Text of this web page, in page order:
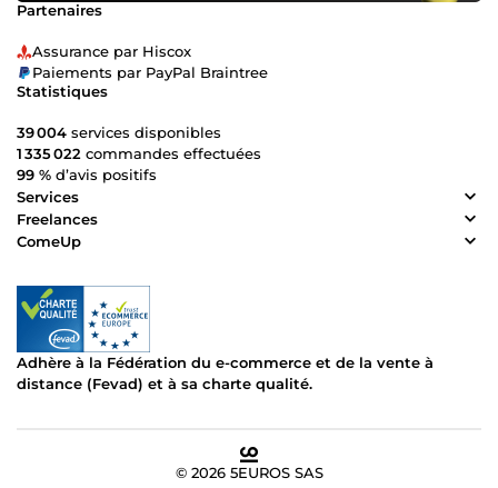
Partenaires
Assurance par Hiscox
Paiements par PayPal Braintree
Statistiques
39 004 services disponibles
1 335 022 commandes effectuées
99 % d’avis positifs
Services
Freelances
ComeUp
Adhère à la Fédération du e-commerce et de la vente à
distance (Fevad) et à sa charte qualité.
© 2026 5EUROS SAS